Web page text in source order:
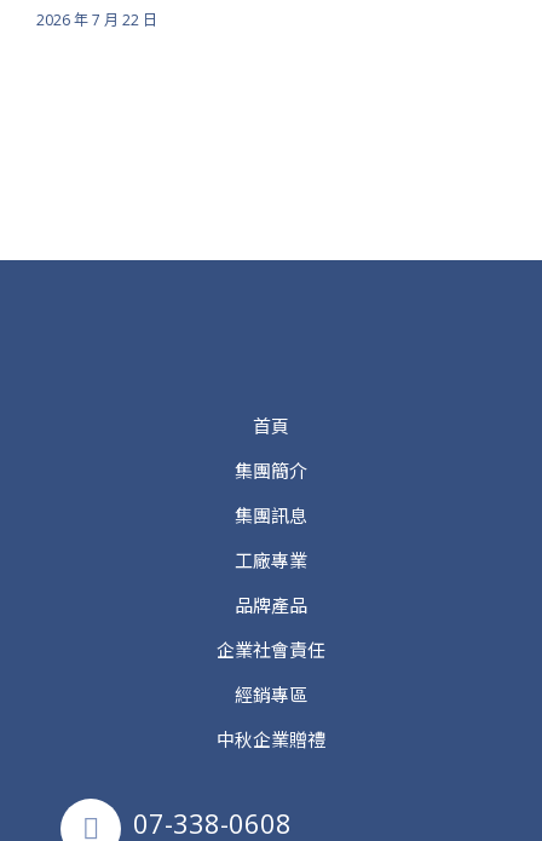
2026 年 7 月 22 日
首頁
集團簡介
集團訊息
工廠專業
品牌產品
企業社會責任
經銷專區
中秋企業贈禮
07-338-0608